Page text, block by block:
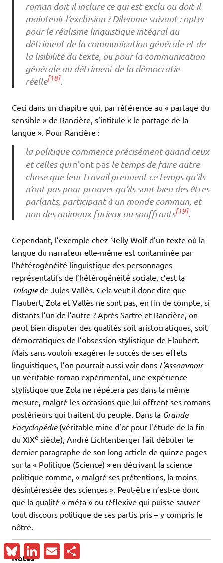
roman doit-il inclure ce qui est exclu ou doit-il
maintenir l’exclusion ? Dilemme suivant : opter
pour le réalisme linguistique intégral au
détriment de la communication générale et de
la lisibilité du texte, ou pour la communication
générale au détriment de la démocratie
réelle[18].
Ceci dans un chapitre qui, par référence au « partage du
sensible » de Rancière, s’intitule « le partage de la
langue ». Pour Rancière :
la politique commence précisément quand ceux
et celles quin’ont pasle temps de faire autre
chose que leur travail prennent ce temps qu’ils
n’ont pas pour prouver qu’ils sont bien des êtres
parlants, participant à un monde commun, et
non des animaux furieux ou souffrants[19].
Cependant, l’exemple chez Nelly Wolf d’un texte où la
langue du narrateur elle-même est contaminée par
l’hétérogénéité linguistique des personnages
représentatifs de l’hétérogénéité sociale, c’est la
Trilogiede Jules Vallès. Cela veut-il donc dire que
Flaubert, Zola et Vallès ne sont pas, en fin de compte, si
distants l’un de l’autre ? Après Sartre et Rancière, on
peut bien disputer des qualités soit aristocratiques, soit
démocratiques de l’obsession stylistique de Flaubert.
Mais sans vouloir exagérer le succès de ses effets
linguistiques, l’on pourrait aussi voir dans L’Assommoir
un véritable roman expérimental, une expérience
stylistique que Zola ne répétera pas dans la même
mesure, malgré les occasions que lui offrent ses romans
postérieurs qui traitent du peuple. Dans la Grande
Encyclopédie(véritable mine d’or pour l’étude de la fin
du XIXe siècle), André Lichtenberger fait débuter le
dernier paragraphe de son long article de quinze pages
sur la « Politique (Science) » en décrivant la science
politique comme, « malgré ses prétentions, la moins
désintéressée des sciences ». Peut-être n’est-ce donc
que la qualité « méta » ou réflexive qui puisse sauver
tout discours politique de ses partis pris – y compris le
nôtre.
Notes
BlueskyLinkedInEmail